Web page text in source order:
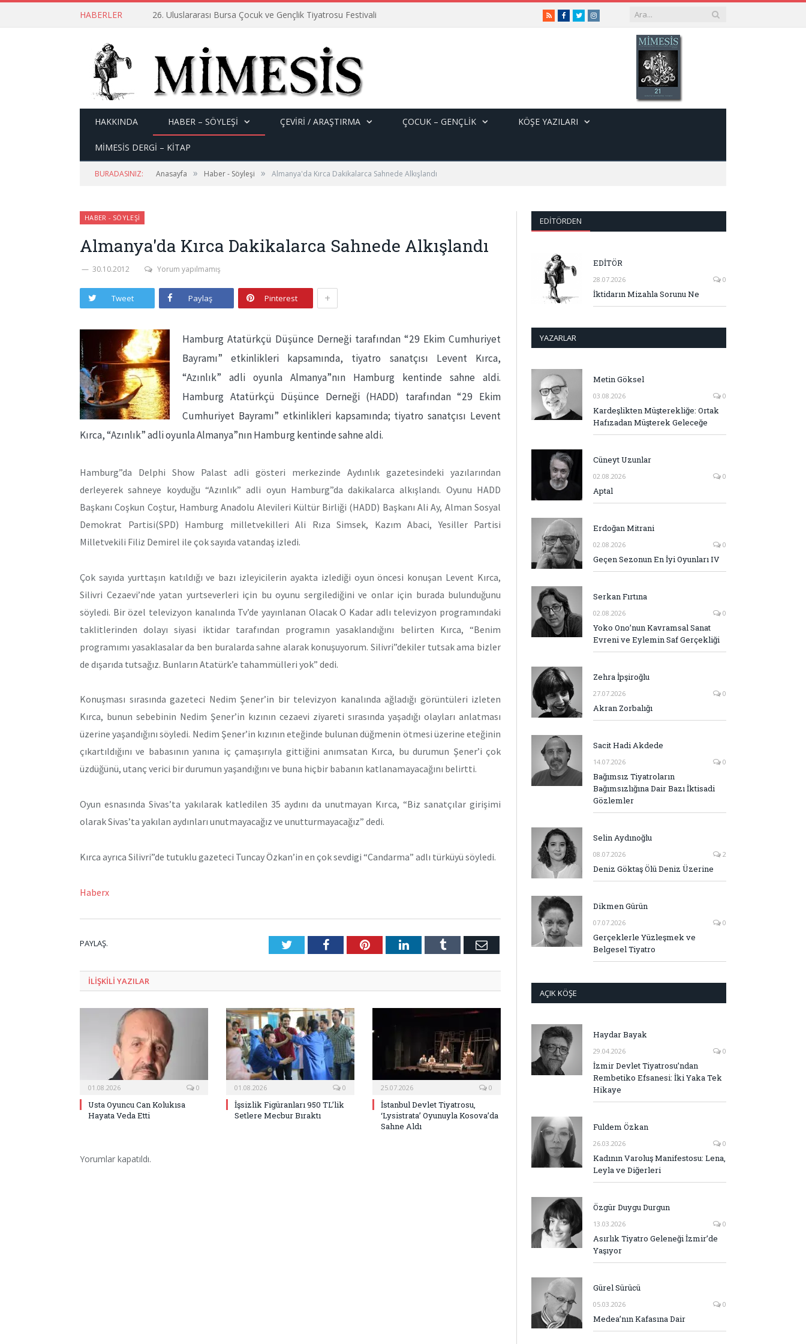
HABERLER 26. Uluslararası Bursa Çocuk ve Gençlik Tiyatrosu Festivali RSSFacebook
TwitterInstagram
HAKKINDA HABER – SÖYLEŞI ÇEVİRİ / ARAŞTIRMA ÇOCUK – GENÇLIK KÖŞE YAZILARI
MİMESİS DERGİ – KİTAP
BURADASINIZ: Anasayfa » Haber - Söyleşi » Almanya'da Kırca Dakikalarca Sahnede Alkışlandı
HABER - SÖYLEŞI
Almanya'da Kırca Dakikalarca Sahnede Alkışlandı
30.10.2012 Yorum yapılmamış
Tweet Paylaş Pinterest +
Hamburg Atatürkçü Düşünce Derneği tarafından “29 Ekim Cumhuriyet
Bayramı” etkinlikleri kapsamında, tiyatro sanatçısı Levent Kırca,
“Azınlık” adli oyunla Almanya”nın Hamburg kentinde sahne aldi.
Hamburg Atatürkçü Düşünce Derneği (HADD) tarafından “29 Ekim
Cumhuriyet Bayramı” etkinlikleri kapsamında; tiyatro sanatçısı Levent
Kırca, “Azınlık” adli oyunla Almanya”nın Hamburg kentinde sahne aldi.
Hamburg”da Delphi Show Palast adli gösteri merkezinde Aydınlık gazetesindeki yazılarından
derleyerek sahneye koyduğu “Azınlık” adli oyun Hamburg”da dakikalarca alkışlandı. Oyunu HADD
Başkanı Coşkun Coştur, Hamburg Anadolu Alevileri Kültür Birliği (HADD) Başkanı Ali Ay, Alman Sosyal
Demokrat Partisi(SPD) Hamburg milletvekilleri Ali Rıza Simsek, Kazım Abaci, Yesiller Partisi
Milletvekili Filiz Demirel ile çok sayıda vatandaş izledi.
Çok sayıda yurttaşın katıldığı ve bazı izleyicilerin ayakta izlediği oyun öncesi konuşan Levent Kırca,
Silivri Cezaevi’nde yatan yurtseverleri için bu oyunu sergilediğini ve onlar için burada bulunduğunu
söyledi. Bir özel televizyon kanalında Tv’de yayınlanan Olacak O Kadar adlı televizyon programındaki
taklitlerinden dolayı siyasi iktidar tarafından programın yasaklandığını belirten Kırca, “Benim
programımı yasaklasalar da ben buralarda sahne alarak konuşuyorum. Silivri”dekiler tutsak ama bizler
de dışarıda tutsağız. Bunların Atatürk’e tahammülleri yok” dedi.
Konuşması sırasında gazeteci Nedim Şener’in bir televizyon kanalında ağladığı görüntüleri izleten
Kırca, bunun sebebinin Nedim Şener’in kızının cezaevi ziyareti sırasında yaşadığı olayları anlatması
üzerine yaşandığını söyledi. Nedim Şener’in kızının eteğinde bulunan düğmenin ötmesi üzerine eteğinin
çıkartıldığını ve babasının yanına iç çamaşırıyla gittiğini anımsatan Kırca, bu durumun Şener’i çok
üzdüğünü, utanç verici bir durumun yaşandığını ve buna hiçbir babanın katlanamayacağını belirtti.
Oyun esnasında Sivas’ta yakılarak katledilen 35 aydını da unutmayan Kırca, “Biz sanatçılar girişimi
olarak Sivas’ta yakılan aydınları unutmayacağız ve unutturmayacağız” dedi.
Kırca ayrıca Silivri”de tutuklu gazeteci Tuncay Özkan’in en çok sevdigi “Candarma” adlı türküyü söyledi.
Haberx
PAYLAŞ. TwitterFacebookPinterestLinkedInTumblr E-
ILIŞKILI YAZILAR
01.08.2026 0
Usta Oyuncu Can Kolukısa
Hayata Veda Etti
01.08.2026 0
İşsizlik Figüranları 950 TL’lik
Setlere Mecbur Bıraktı
25.07.2026 0
İstanbul Devlet Tiyatrosu,
‘Lysistrata’ Oyunuyla Kosova’da
Sahne Aldı
Yorumlar kapatıldı.
EDITÖRDEN
EDİTÖR
28.07.2026 0
İktidarın Mizahla Sorunu Ne
YAZARLAR
Metin Göksel
03.08.2026 0
Kardeşlikten Müşterekliğe: Ortak
Hafızadan Müşterek Geleceğe
Cüneyt Uzunlar
02.08.2026 0
Aptal
Erdoğan Mitrani
02.08.2026 0
Geçen Sezonun En İyi Oyunları IV
Serkan Fırtına
02.08.2026 0
Yoko Ono’nun Kavramsal Sanat
Evreni ve Eylemin Saf Gerçekliği
Zehra İpşiroğlu
27.07.2026 0
Akran Zorbalığı
Sacit Hadi Akdede
14.07.2026 0
Bağımsız Tiyatroların
Bağımsızlığına Dair Bazı İktisadi
Gözlemler
Selin Aydınoğlu
08.07.2026 2
Deniz Göktaş Ölü Deniz Üzerine
Dikmen Gürün
07.07.2026 0
Gerçeklerle Yüzleşmek ve
Belgesel Tiyatro
AÇIK KÖŞE
Haydar Bayak
29.04.2026 0
İzmir Devlet Tiyatrosu’ndan
Rembetiko Efsanesi: İki Yaka Tek
Hikaye
Fuldem Özkan
26.03.2026 0
Kadının Varoluş Manifestosu: Lena,
Leyla ve Diğerleri
Özgür Duygu Durgun
13.03.2026 0
Asırlık Tiyatro Geleneği İzmir’de
Yaşıyor
Gürel Sürücü
05.03.2026 0
Medea’nın Kafasına Dair